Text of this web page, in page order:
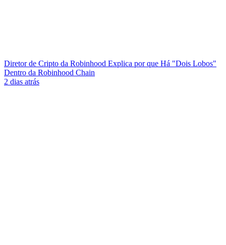
Diretor de Cripto da Robinhood Explica por que Há "Dois Lobos"
Dentro da Robinhood Chain
2 dias atrás